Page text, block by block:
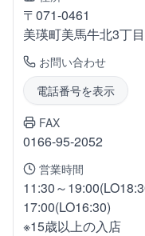
〒071-0461
美瑛町美馬牛北3丁
お問い合わせ
電話番号を表示
FAX
0166-95-2052
営業時間
11:30～
17:00(LO16:30)
※15歳以上の入店